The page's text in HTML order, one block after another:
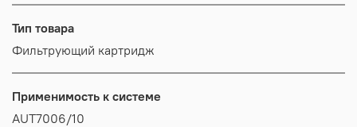
Тип товара
Фильтрующий картридж
Применимость к системе
AUT7006/10